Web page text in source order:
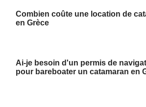
Combien coûte une location de
en Grèce
Ai-je besoin d'un permis de
pour bareboater un catamaran en